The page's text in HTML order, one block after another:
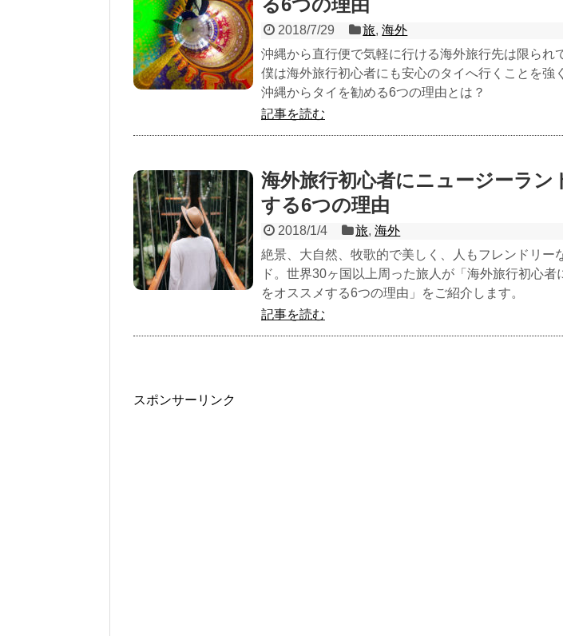
る6つの理由
2018/7/29 旅,海外
沖縄から直行便で気軽に行ける海外旅行先は限られ
僕は海外旅行初心者にも安心のタイへ行くことを強
沖縄からタイを勧める6つの理由とは？
記事を読む
海外旅行初心者にニュージーラン
する6つの理由
2018/1/4 旅,海外
絶景、大自然、牧歌的で美しく、人もフレンドリー
ド。世界30ヶ国以上周った旅人が「海外旅行初心者
をオススメする6つの理由」をご紹介します。
記事を読む
スポンサーリンク